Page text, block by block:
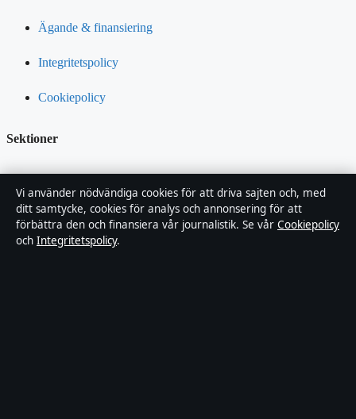
Ägande & finansiering
Integritetspolicy
Cookiepolicy
Sektioner
Branschnyheter
Nöje
Vi använder nödvändiga cookies för att driva sajten och, med
ditt samtycke, cookies för analys och annonsering för att
förbättra den och finansiera vår journalistik. Se vår Cookiepolicy
och Integritetspolicy.